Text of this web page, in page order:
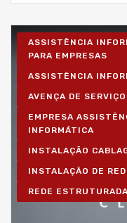
ASSISTÊNCIA
PARA EMPRESAS
ASSISTÊNCIA
AVENÇA DE
EMPRESA
INFORMÁTICA
INSTALAÇÃO
INSTALAÇÃO DE
REDE